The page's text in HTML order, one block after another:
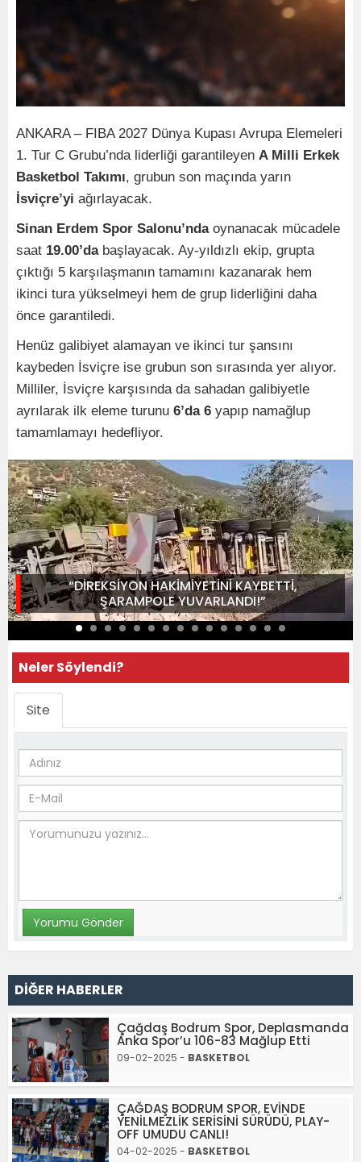
ANKARA – FIBA 2027 Dünya Kupası Avrupa Elemeleri
1. Tur C Grubu’nda liderliği garantileyen A Milli Erkek
Basketbol Takımı, grubun son maçında yarın
İsviçre’yi ağırlayacak.
Sinan Erdem Spor Salonu’ndaoynanacak mücadele
saat 19.00’dabaşlayacak. Ay-yıldızlı ekip, grupta
çıktığı 5 karşılaşmanın tamamını kazanarak hem
ikinci tura yükselmeyi hem de grup liderliğini daha
önce garantiledi.
Henüz galibiyet alamayan ve ikinci tur şansını
kaybeden İsviçre ise grubun son sırasında yer alıyor.
Milliler, İsviçre karşısında da sahadan galibiyetle
ayrılarak ilk eleme turunu 6’da 6 yapıp namağlup
tamamlamayı hedefliyor.
“DİREKSİYON HAKİMİYETİNİ KAYBETTİ,
ŞARAMPOLE YUVARLANDI!”
Neler Söylendi?
Site
DİĞER HABERLER
Çağdaş Bodrum Spor, Deplasmanda
Anka Spor’u 106-83 Mağlup Etti
09-02-2025 - BASKETBOL
ÇAĞDAŞ BODRUM SPOR, EVİNDE
YENİLMEZLİK SERİSİNİ SÜRÜDÜ, PLAY-
OFF UMUDU CANLI!
04-02-2025 - BASKETBOL